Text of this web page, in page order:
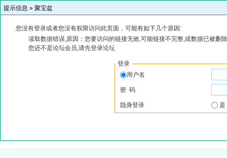
提示信息 » 聚宝盆
您没有登录或者您没有权限访问此页面，可能有如下几个原因:
读取数据错误,原因：您要访问的链接无效,可能链接不完整,或数据已被删
您还不是论坛会员,请先登录论坛
登录
用户名
密 码
隐身登录